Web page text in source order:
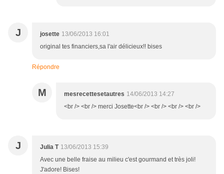
J josette 13/06/2013 16:01
original tes financiers,sa l'air délicieux!! bises
Répondre
M mesrecettesetautres 14/06/2013 14:27
<br /> <br /> merci Josette<br /> <br /> <br /> <br />
J Julia T 13/06/2013 15:39
Avec une belle fraise au milieu c'est gourmand et très joli!
J'adore! Bises!